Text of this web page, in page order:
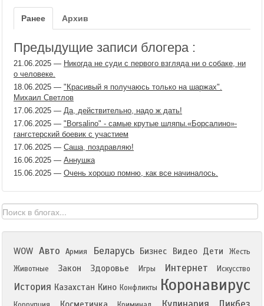
Ранее Архив
Предыдущие записи блогера :
21.06.2025 — Никогда не суди с первого взгляда ни о собаке, ни
о человеке.
18.06.2025 — "Красивый я получаюсь только на шаржах".
Михаил Светлов
17.06.2025 — Да, действительно, надо ж дать!
17.06.2025 — "Borsalino" - самые крутые шляпы.«Борсалино»-
гангстерский боевик с участием
17.06.2025 — Саша, поздравляю!
16.06.2025 — Аннушка
15.06.2025 — Очень хорошо помню, как все начиналось.
WOW Авто Армия Беларусь Бизнес Видео Дети
Жесть
Животные
Закон Здоровье Игры Интернет Искусство
История Казахстан Кино Конфликты Коронавирус